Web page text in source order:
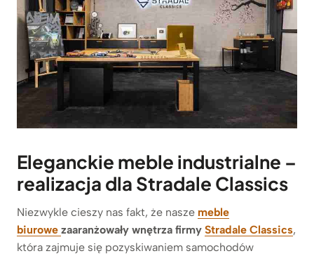
Eleganckie meble industrialne –
realizacja dla Stradale Classics
Niezwykle cieszy nas fakt, że nasze meble
biurowe zaaranżowały wnętrza firmy Stradale Classics,
która zajmuje się pozyskiwaniem samochodów